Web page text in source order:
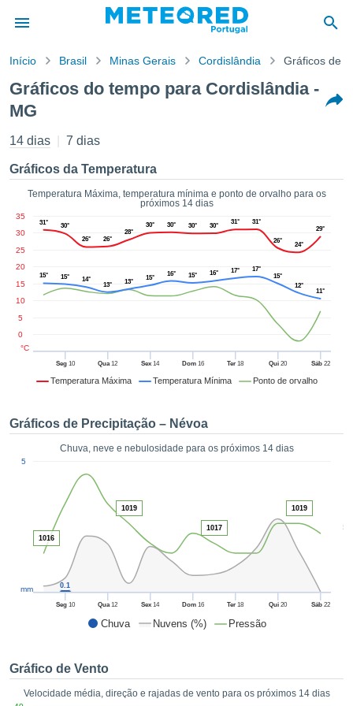
da
por
que as
a este
das
e
forma
ou
permite-
a nossa
fornecer-
botão
todos os
no
como
um perfil
CONFIGURAÇÕES
Início Brasil Minas Gerais Cordislândia Gráficos de
Gráficos do tempo para Cordislândia -
MG
14 dias 7 dias
Gráficos da Temperatura
Temperatura Máxima, temperatura mínima e ponto de orvalho para os
próximos 14 dias
Temperatura Máxima Temperatura Mínima Ponto de orvalho
Seg10 Qua12 Sex 14 Dom16 Ter 18 Qui 20 Sáb22
0
5
10
15
20
25
30
35
°C
31°
30°
26°
26°
28°
30° 30° 30° 30°
31° 31°
26°
24°
29°
15° 15° 14°
13° 13°
15°
16° 15° 16° 17°
17°
15°
12°
11°
Gráficos de Precipitação – Névoa
Chuva, neve e nebulosidade para os próximos 14 dias
Chuva Nuvens (%) Pressão
50
Seg10 Qua12 Sex 14 Dom16 Ter 18 Qui 20 Sáb22
5
mm 0.1
1016
1019
1017
1019
Gráfico de Vento
Velocidade média, direção e rajadas de vento para os próximos 14 dias